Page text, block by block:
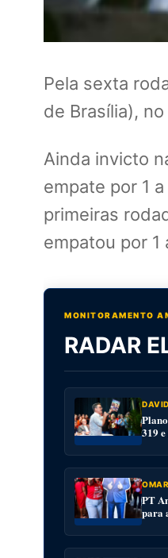
Pela sexta
de Brasília),
Ainda invicto
empate por 1
primeiras
empatou por 1
MONITORAMENTO
RADAR
319
PT
para